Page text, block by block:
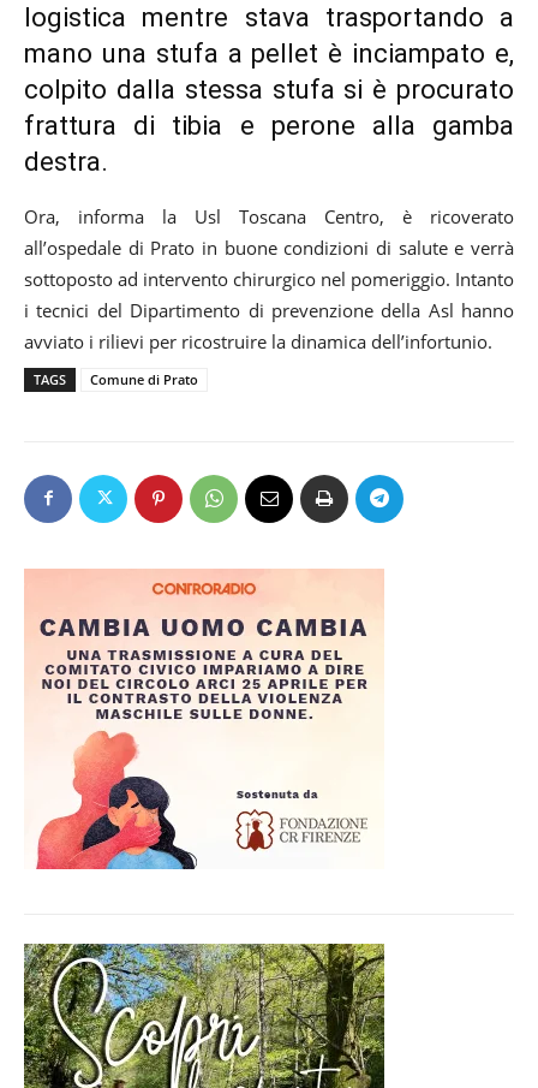
logistica mentre stava trasportando a
mano una stufa a pellet è inciampato e,
colpito dalla stessa stufa si è procurato
frattura di tibia e perone alla gamba
destra.
Ora, informa la Usl Toscana Centro, è ricoverato
all’ospedale di Prato in buone condizioni di salute e verrà
sottoposto ad intervento chirurgico nel pomeriggio. Intanto
i tecnici del Dipartimento di prevenzione della Asl hanno
avviato i rilievi per ricostruire la dinamica dell’infortunio.
TAGS Comune di Prato